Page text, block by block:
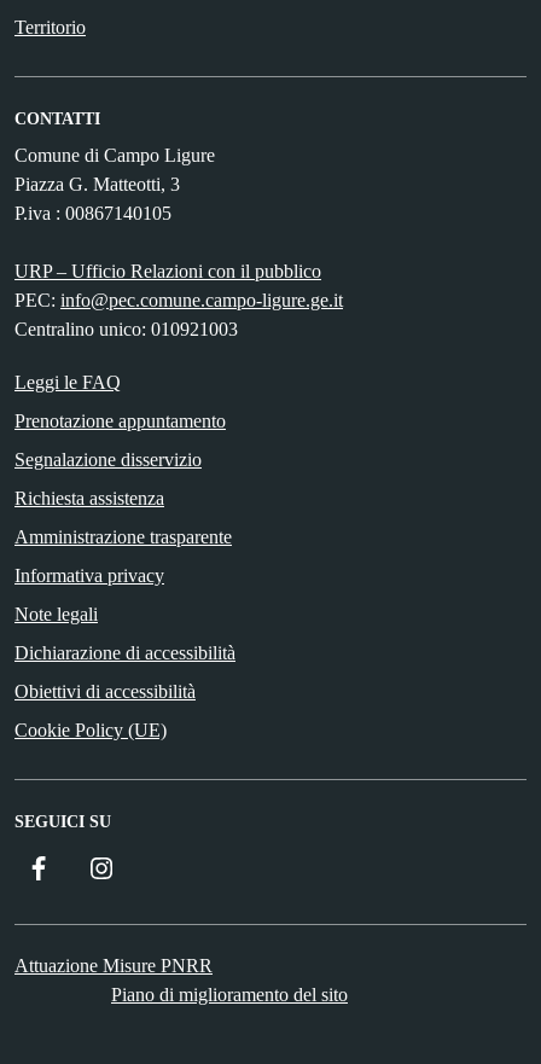
Territorio
CONTATTI
Comune di Campo Ligure
Piazza G. Matteotti, 3
P.iva : 00867140105
URP – Ufficio Relazioni con il pubblico
PEC: info@pec.comune.campo-ligure.ge.it
Centralino unico: 010921003
Leggi le FAQ
Prenotazione appuntamento
Segnalazione disservizio
Richiesta assistenza
Amministrazione trasparente
Informativa privacy
Note legali
Dichiarazione di accessibilità
Obiettivi di accessibilità
Cookie Policy (UE)
SEGUICI SU
Facebook
Attuazione Misure PNRR
Piano di miglioramento del sito